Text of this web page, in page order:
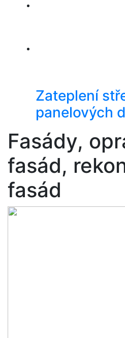
Zateplení
panelových
Fasády,
fasád,
fasád